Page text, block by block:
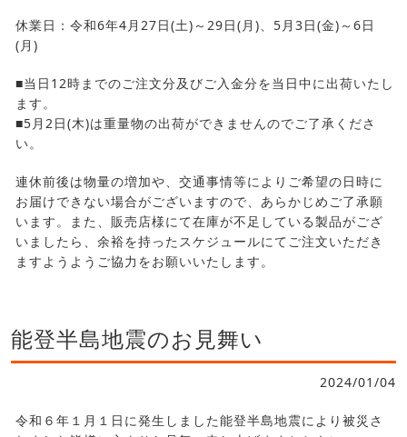
休業日：令和6年4月27日(土)～29日(月)、5月3日(金)～6日
(月)
■当日12時までのご注文分及びご入金分を当日中に出荷いたし
ます。
■5月2日(木)は重量物の出荷ができませんのでご了承くださ
い。
連休前後は物量の増加や、交通事情等によりご希望の日時に
お届けできない場合がございますので、あらかじめご了承願
います。また、販売店様にて在庫が不足している製品がござ
いましたら、余裕を持ったスケジュールにてご注文いただき
ますようようご協力をお願いいたします。
能登半島地震のお見舞い
2024/01/04
令和６年１月１日に発生しました能登半島地震により被災さ